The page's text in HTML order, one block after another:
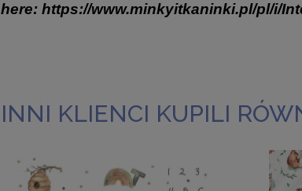
here: https://www.minkyitkaninki.pl/pl/i/
INNI KLIENCI KUPILI